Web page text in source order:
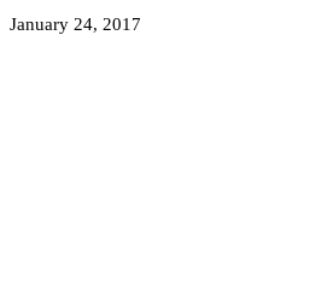
January 24, 2017